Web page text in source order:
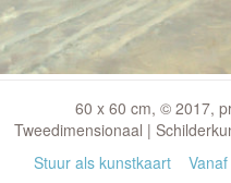
60 x 60 cm, © 2017,
Tweedimensionaal |
Stuur als kunstkaart